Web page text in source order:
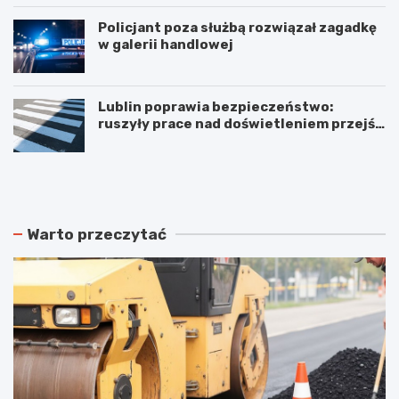
Policjant poza służbą rozwiązał zagadkę
w galerii handlowej
Lublin poprawia bezpieczeństwo:
ruszyły prace nad doświetleniem przejść
N
o
ł
a
d
y
j
z
P
j
p
o
ż
a
r
w
Warto przeczytać